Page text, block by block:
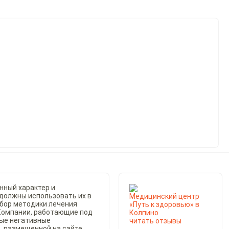
характер и
использовать их в
методики лечения
работающие под
негативные
Медицинский центр
«Путь к здоровью» в
Колпино
читать отзывы